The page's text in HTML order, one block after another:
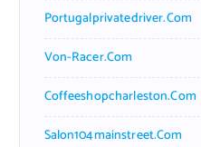
Portugalprivatedriver.com
Von-Racer.com
Coffeeshopcharleston.com
Salon104mainstreet.com